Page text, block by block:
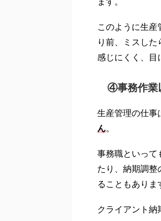
このように生
り前、ミスし
感じにくく、目
④事務作業
生産管理の仕事
ん。
事務職といって
たり、納期調整
ることもありま
クライアント